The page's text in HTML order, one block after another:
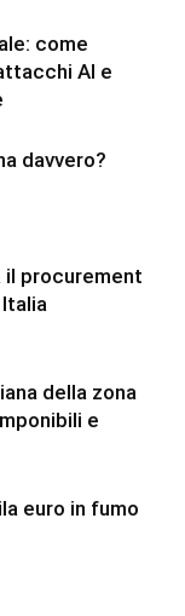
come
AI e
davvero?
il procurement
Italia
della zona
e
euro in fumo